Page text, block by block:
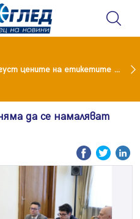
От 9 август цените на етикетите само в евро
да се намаляват